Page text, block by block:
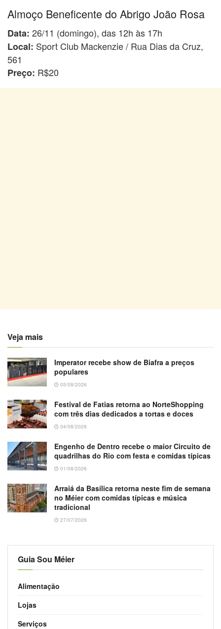
Almoço Beneficente do Abrigo João Rosa
Data: 26/11 (domingo), das 12h às 17h
Local: Sport Club Mackenzie / Rua Dias da Cruz,
561
Preço: R$20
Veja mais
Imperator recebe show de Biafra a preços
populares
05/08/2026
Festival de Fatias retorna ao NorteShopping
com três dias dedicados a tortas e doces
04/08/2026
Engenho de Dentro recebe o maior Circuito de
quadrilhas do Rio com festa e comidas típicas
01/08/2026
Arraiá da Basílica retorna neste fim de semana
no Méier com comidas típicas e música
tradicional
27/07/2026
Guia Sou Méier
Alimentação
Lojas
Serviços